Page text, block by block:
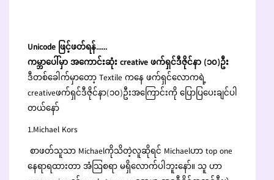
Unicode ဖြင့်ဖတ်ရန်......
ကမ္ဘာပေါ်မှာ အကောင်းဆုံး creative ဖက်ရှင်ဒီဇိုင်နာ (၁၀)ဦး
ဒီတစ်ခေါက်မှာတော့ Textile ကနေ ဖက်ရှင်လောကရဲ့
creativeဖက်ရှင်ဒီဇိုင်နာ(၁၀)ဦးအကြောင်းကို ပြောပြပေးချင်ပါ
တယ်နော်
1.Michael Kors
စာဖတ်သူသာ Michaelကိုသိတဲ့လူဆိုရင် Michaelဟာ top one
နေရာရထားတာ အံသြစရာ မရှိလောက်ပါဘူးနော်။ သူ ဟာ